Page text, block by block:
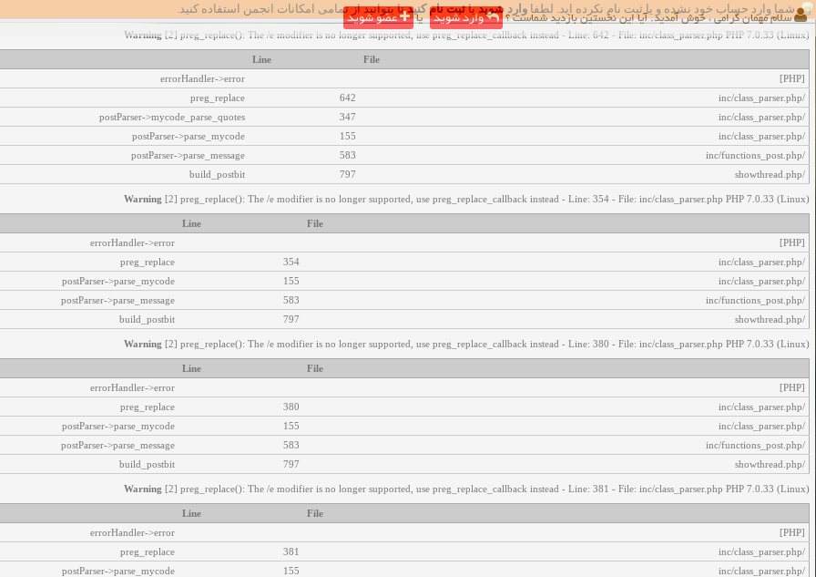
شما وارد حساب خود نشده و یا ثبت نام نکرده اید. لطفا وارد شویدیاثبت نام کنیدتا بتوانید از تمامی امکانات انجمن استفاده کنید. اخطار‌های زیر رخ داد:
Warning [2] preg_replace(): The /e modifier is no longer supported, use preg_replace_callback instead - Line: 642 - File: inc/class_parser.php PHP 7.0.33 (Linux)
File
Line
[PHP]
errorHandler->error
/inc/class_parser.php
642
preg_replace
/inc/class_parser.php
347
postParser->mycode_parse_quotes
/inc/class_parser.php
155
postParser->parse_mycode
/inc/functions_post.php
583
postParser->parse_message
/showthread.php
797
build_postbit
Warning [2] preg_replace(): The /e modifier is no longer supported, use preg_replace_callback instead - Line: 354 - File: inc/class_parser.php PHP 7.0.33 (Linux)
File
Line
[PHP]
errorHandler->error
/inc/class_parser.php
354
preg_replace
/inc/class_parser.php
155
postParser->parse_mycode
/inc/functions_post.php
583
postParser->parse_message
/showthread.php
797
build_postbit
Warning [2] preg_replace(): The /e modifier is no longer supported, use preg_replace_callback instead - Line: 380 - File: inc/class_parser.php PHP 7.0.33 (Linux)
File
Line
[PHP]
errorHandler->error
/inc/class_parser.php
380
preg_replace
/inc/class_parser.php
155
postParser->parse_mycode
/inc/functions_post.php
583
postParser->parse_message
/showthread.php
797
build_postbit
Warning [2] preg_replace(): The /e modifier is no longer supported, use preg_replace_callback instead - Line: 381 - File: inc/class_parser.php PHP 7.0.33 (Linux)
File
Line
[PHP]
errorHandler->error
/inc/class_parser.php
381
preg_replace
/inc/class_parser.php
155
postParser->parse_mycode
سلام مهمان گرامی ، خوش آمدید. آیا این نخستین بازدید شماست ؟ وارد شوید یا عضو شوید